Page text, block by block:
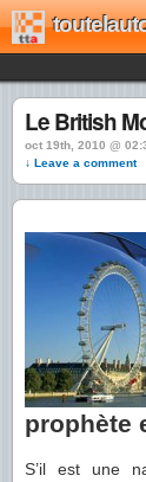
Le British
oct 19th, 2010 @
↓ Leave a comment
prophète
S’il est une